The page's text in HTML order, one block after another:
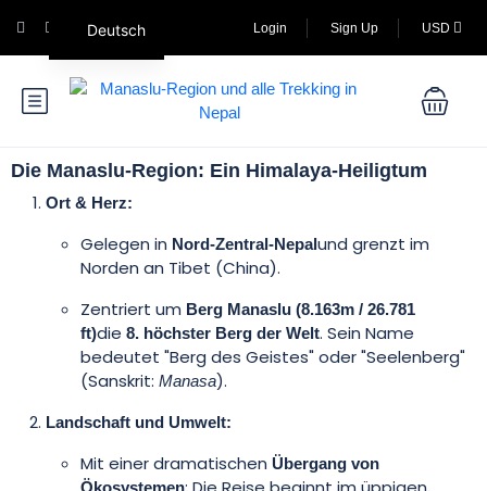
Login Sign Up USD
Die Manaslu-Region: Ein Himalaya-Heiligtum
Ort & Herz:
Gelegen in Nord-Zentral-Nepalund grenzt im
Norden an Tibet (China).
Zentriert um Berg Manaslu (8.163m / 26.781
ft)die 8. höchster Berg der Welt. Sein Name
bedeutet "Berg des Geistes" oder "Seelenberg"
(Sanskrit: Manasa).
Landschaft und Umwelt:
Mit einer dramatischen Übergang von
Ökosystemen
Deutsch